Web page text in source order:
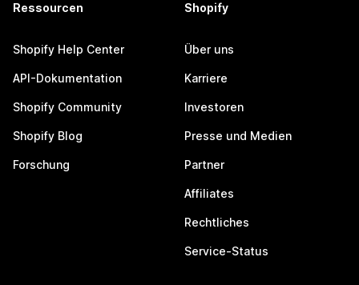
Ressourcen
Shopify Help Center
API-Dokumentation
Shopify Community
Shopify Blog
Forschung
Shopify
Über uns
Karriere
Investoren
Presse und Medien
Partner
Affiliates
Rechtliches
Service-Status